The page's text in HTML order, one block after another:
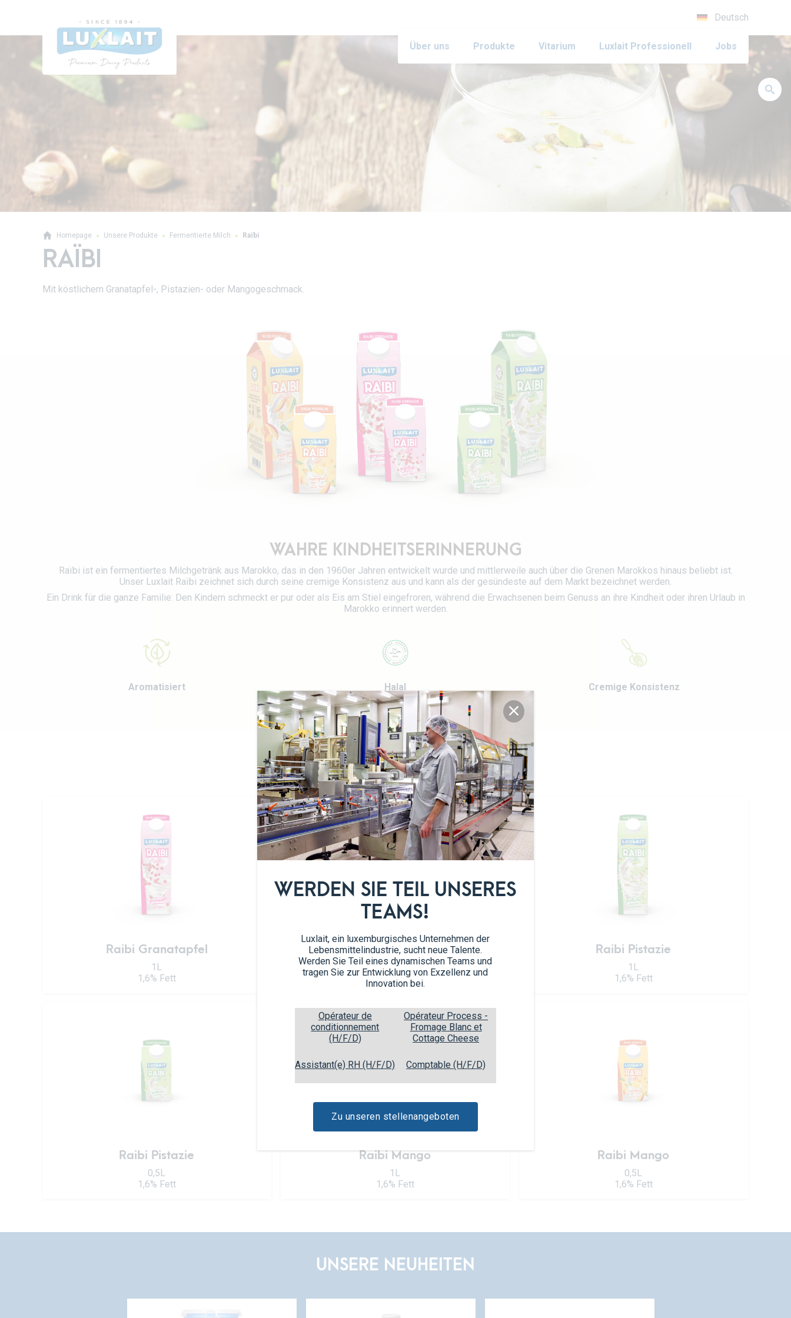
Deutsch
Über uns Produkte Vitarium Luxlait Pro­fes­si­o­nell Jobs
WERDEN SIE TEIL UNSERES
TEAMS!
Luxlait, ein luxemburgisches Unternehmen der
Lebensmittelindustrie, sucht neue Talente.
Werden Sie Teil eines dynamischen Teams und
tragen Sie zur Entwicklung von Exzellenz und
Innovation bei.
Opérateur de
conditionnement
(H/F/D)
Opérateur Process -
Fromage Blanc et
Cottage Cheese
Assistant(e) RH (H/F/D) Comptable (H/F/D)
Zu unseren stellenangeboten
Homepage Unsere Produkte Fermentierte Milch Raïbi
RAÏBI
Mit köstlichem Granatapfel-, Pistazien- oder Mangogeschmack.
WAHRE KINDHEITSERINNERUNG
Raïbi ist ein fermentiertes Milchgetränk aus Marokko, das in den 1960er Jahren entwickelt wurde und mittlerweile auch über die Grenen Marokkos hinaus beliebt ist.
Unser Luxlait Raïbi zeichnet sich durch seine cremige Konsistenz aus und kann als der gesündeste auf dem Markt bezeichnet werden.
Ein Drink für die ganze Familie: Den Kindern schmeckt er pur oder als Eis am Stiel eingefroren, während die Erwachsenen beim Genuss an ihre Kindheit oder ihren Urlaub in
Marokko erinnert werden.
Aromatisiert Halal Cremige Konsistenz
UNSER SORTIMENT
Raibi Granatapfel
1L
1,6% Fett
Raibi Granatapfel
0,5L
1,6% Fett
Raibi Pistazie
1L
1,6% Fett
Raibi Pistazie
0,5L
1,6% Fett
Raibi Mango
1L
1,6% Fett
Raibi Mango
0,5L
1,6% Fett
UNSERE NEUHEITEN